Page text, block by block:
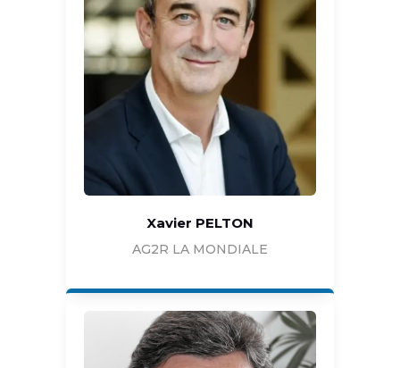
Xavier PELTON
AG2R LA MONDIALE